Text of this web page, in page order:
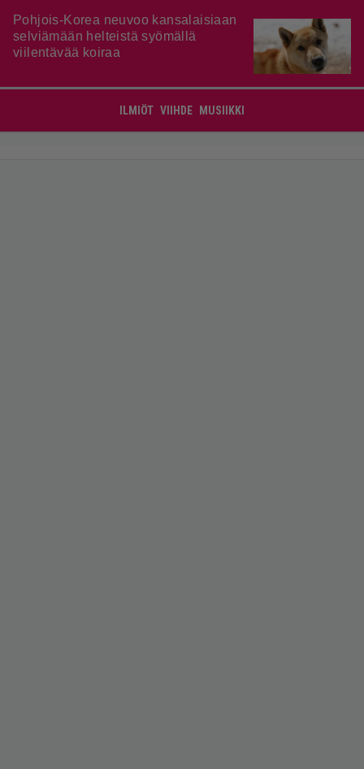
Pohjois-Korea neuvoo kansalaisiaan
selviämään helteistä syömällä
viilentävää koiraa
ILMIÖT VIIHDE MUSIIKKI